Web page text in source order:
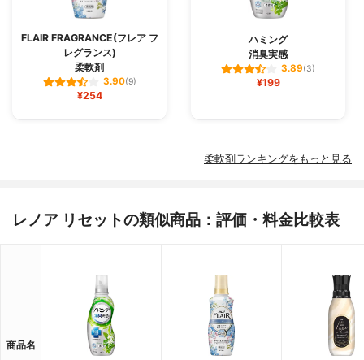
FLAIR FRAGRANCE(フレア フ
レグランス)
柔軟剤
3.90(9)
¥254
ハミング
消臭実感
3.89(3)
¥199
柔軟剤ランキングをもっと見る
レノア リセットの類似商品：評価・料金比較表
商品名